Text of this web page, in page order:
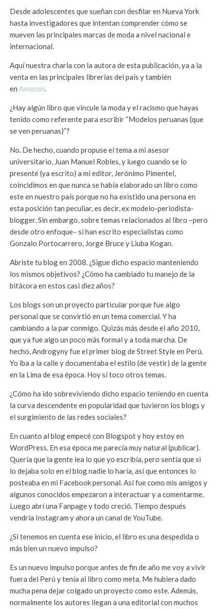
Desde adolescentes que sueñan con desfilar en Nueva York
hasta investigadores que intentan comprender cómo se
mueven las principales marcas de moda a nivel nacional e
internacional.
Aquí nuestra charla con la autora de esta publicación, ya a la
venta en las principales librerías del país y también
en Amazon.
¿Hay algún libro que vincule la moda y el racismo que hayas
tenido como referente para escribir “Modelos peruanas (que
se ven peruanas)”?
No. De hecho, cuando propuse el tema a mi asesor
universitario, Juan Manuel Robles, y luego cuando se lo
presenté (ya escrito) a mi editor, Jerónimo Pimentel,
coincidimos en que nunca se había elaborado un libro como
este en nuestro país porque no ha existido una persona en
esta posición tan peculiar, es decir, ex modelo-periodista-
blogger. Sin embargo, sobre temas relacionados al libro –pero
desde otro enfoque– sí han escrito especialistas como
Gonzalo Portocarrero, Jorge Bruce y Liuba Kogan.
Abriste tu blog en 2008. ¿Sigue dicho espacio manteniendo
los mismos objetivos? ¿Cómo ha cambiado tu manejo de la
bitácora en estos casi diez años?
Los blogs son un proyecto particular porque fue algo
personal que se convirtió en un tema comercial. Y ha
cambiando a la par conmigo. Quizás más desde el año 2010,
que ya fue algo un poco más formal y a toda marcha. De
hecho, Androgyny fue el primer blog de Street Style en Perú.
Yo iba a la calle y documentaba el estilo (de vestir) de la gente
en la Lima de esa época. Hoy sí toco otros temas.
¿Cómo ha ido sobreviviendo dicho espacio teniendo en cuenta
la curva descendente en popularidad que tuvieron los blogs y
el surgimiento de las redes sociales?
En cuanto al blog empecé con Blogspot y hoy estoy en
WordPress. En esa época me parecía muy natural (publicar).
Quería que la gente lea lo que yo escribía, pero sentía que si
lo dejaba solo en el blog nadie lo haría, así que entonces lo
posteaba en mi Facebook personal. Así fue como mis amigos y
algunos conocidos empezaron a interactuar y a comentarme.
Luego abrí una Fanpage y todo creció. Tiempo después
vendría Instagram y ahora un canal de YouTube.
¿Si tenemos en cuenta ese inicio, el libro es una despedida o
más bien un nuevo impulso?
Es un nuevo impulso porque antes de fin de año me voy a vivir
fuera del Perú y tenía al libro como meta. Me hubiera dado
mucha pena dejar colgado un proyecto como este. Además,
normalmente los autores llegan a una editorial con muchos